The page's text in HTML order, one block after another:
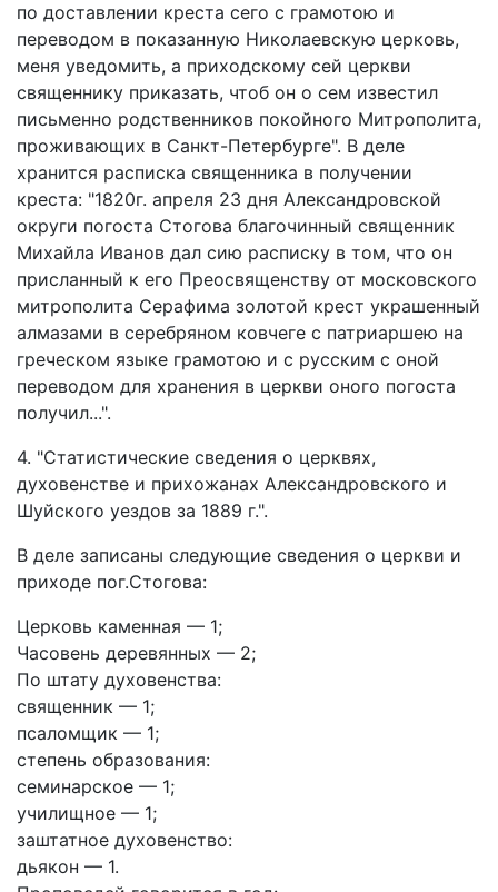
по доставлении креста сего с грамотою и
переводом в показанную Николаевскую церковь,
меня уведомить, а приходскому сей церкви
священнику приказать, чтоб он о сем известил
письменно родственников покойного Митрополита,
проживающих в Санкт-Петербурге". В деле
хранится расписка священника в получении
креста: "1820г. апреля 23 дня Александровской
округи погоста Стогова благочинный священник
Михайла Иванов дал сию расписку в том, что он
присланный к его Преосвященству от московского
митрополита Серафима золотой крест украшенный
алмазами в серебряном ковчеге с патриаршею на
греческом языке грамотою и с русским с оной
переводом для хранения в церкви оного погоста
получил...".
4. "Статистические сведения о церквях,
духовенстве и прихожанах Александровского и
Шуйского уездов за 1889 г.".
В деле записаны следующие сведения о церкви и
приходе пог.Стогова:
Церковь каменная — 1;
Часовень деревянных — 2;
По штату духовенства:
священник — 1;
псаломщик — 1;
степень образования:
семинарское — 1;
училищное — 1;
заштатное духовенство:
дьякон — 1.